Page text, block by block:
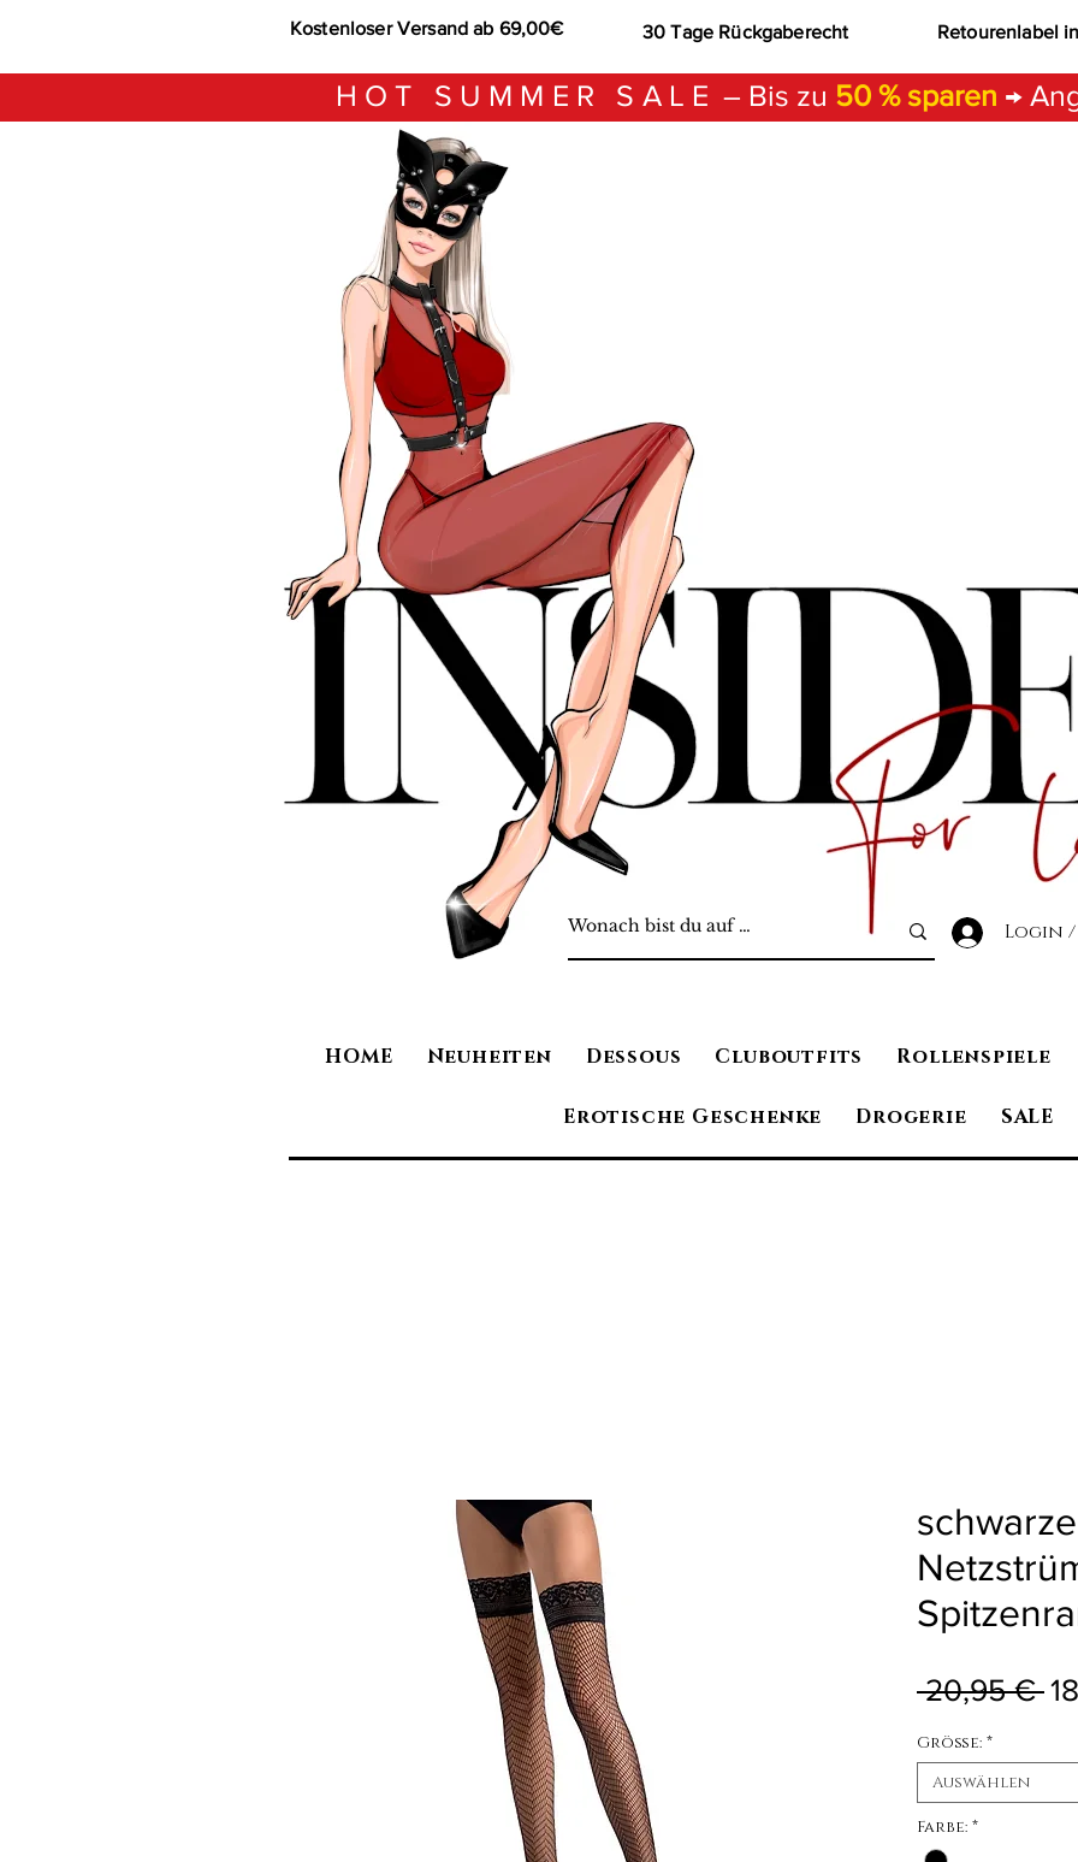
Kostenloser Versand ab 69,00€ 30 Tage Rückgaberecht Retourenlabel
HOT SUMMER SALE – Bis zu 50 % sparen →
Login /
HOME Neuheiten Dessous Cluboutfits Rollenspiele
Erotische Geschenke Drogerie SALE
20,95 €
Größe: *
Auswählen
Farbe: *